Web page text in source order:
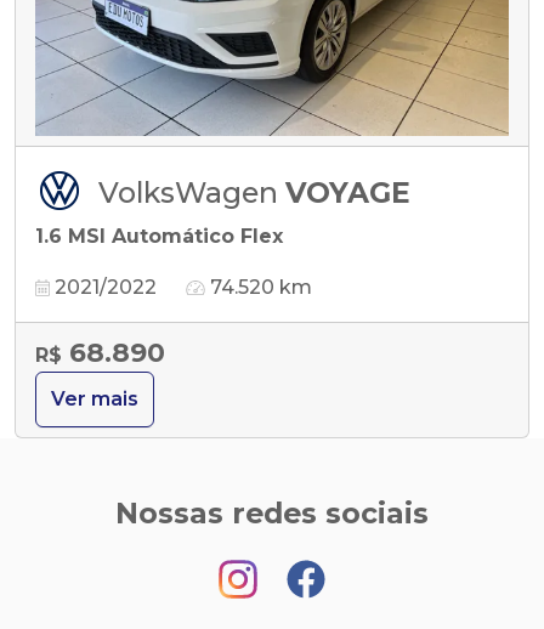
VolksWagen VOYAGE
1.6 MSI Automático Flex
2021/2022 74.520 km
R$ 68.890
Ver mais
Nossas redes sociais